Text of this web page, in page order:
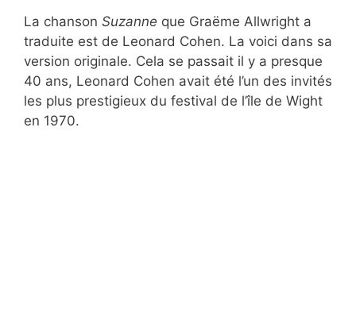
La chanson Suzanne que Graëme Allwright a
traduite est de Leonard Cohen. La voici dans sa
version originale. Cela se passait il y a presque
40 ans, Leonard Cohen avait été l’un des invités
les plus prestigieux du festival de l’île de Wight
en 1970.